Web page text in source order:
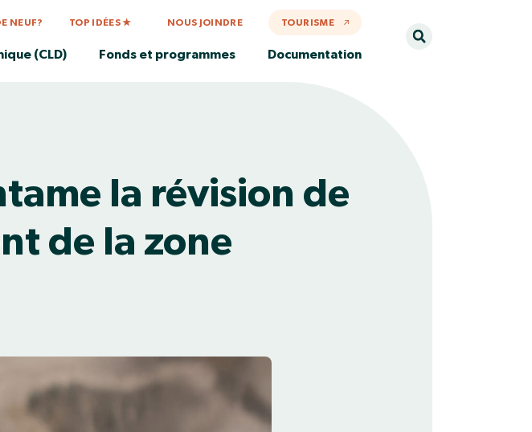
NEUF? TOP IDÉES ★ NOUS JOINDRE TOURISME
(CLD) Fonds et programmes Documentation
la révision de
de la zone